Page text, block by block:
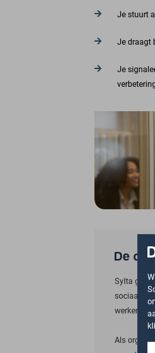
Je stuurt
Je draagt
Je
De
Sylta
sociaal
werken
Als